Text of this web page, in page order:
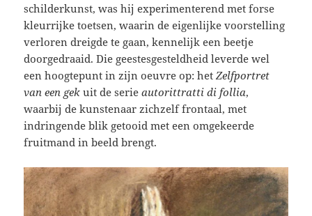
schilderkunst, was hij experimenterend met forse
kleurrijke toetsen, waarin de eigenlijke voorstelling
verloren dreigde te gaan, kennelijk een beetje
doorgedraaid. Die geestesgesteldheid leverde wel
een hoogtepunt in zijn oeuvre op: hetZelfportret
van een gek uit de serieautorittratti di follia,
waarbij de kunstenaar zichzelf frontaal, met
indringende blik getooid met een omgekeerde
fruitmand in beeld brengt.